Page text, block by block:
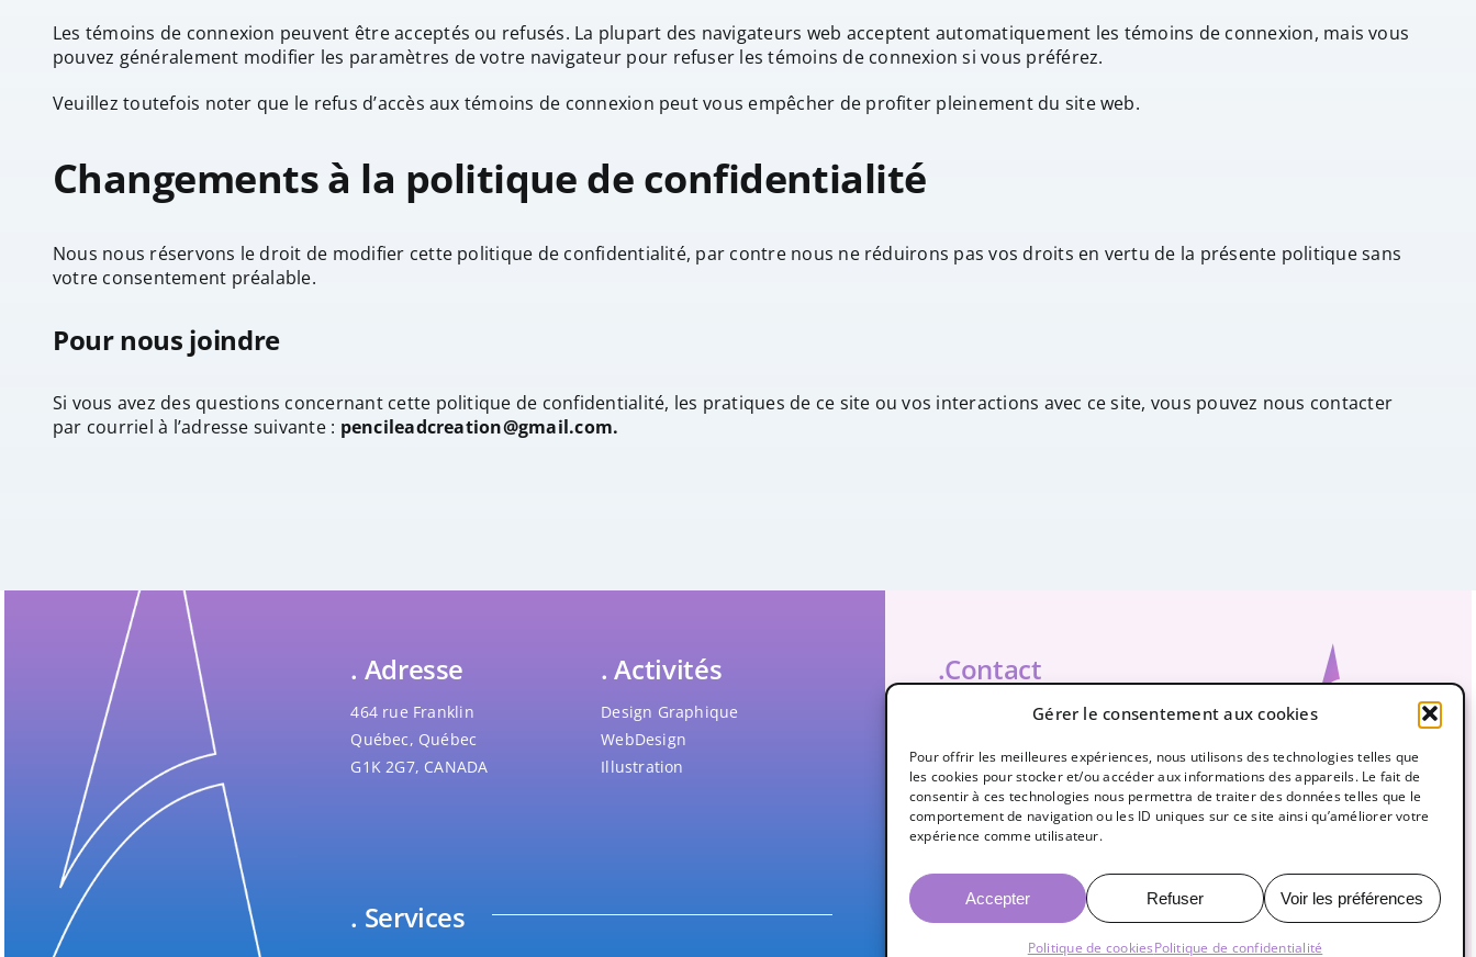
Gérer le consentement aux cookies
Pour offrir les meilleures expériences, nous utilisons des technologies telles que
les cookies pour stocker et/ou accéder aux informations des appareils. Le fait de
consentir à ces technologies nous permettra de traiter des données telles que le
comportement de navigation ou les ID uniques sur ce site ainsi qu’améliorer votre
expérience comme utilisateur.
Accepter Refuser Voir les préférences
Politique de cookiesPolitique de confidentialité
Les témoins de connexion peuvent être acceptés ou refusés. La plupart des navigateurs web acceptent automatiquement les témoins de connexion, mais vous
pouvez généralement modifier les paramètres de votre navigateur pour refuser les témoins de connexion si vous préférez.
Veuillez toutefois noter que le refus d’accès aux témoins de connexion peut vous empêcher de profiter pleinement du site web.
Changements à la politique de confidentialité
Nous nous réservons le droit de modifier cette politique de confidentialité, par contre nous ne réduirons pas vos droits en vertu de la présente politique sans
votre consentement préalable.
Pour nous joindre
Si vous avez des questions concernant cette politique de confidentialité, les pratiques de ce site ou vos interactions avec ce site, vous pouvez nous contacter
par courriel à l’adresse suivante : pencileadcreation@gmail.com.
. Adresse
464 rue Franklin
Québec, Québec
G1K 2G7, CANADA
. Activités
Design Graphique
WebDesign
Illustration
. Services
.Contact
pencileadcreation@gmail.com
NEQ – 2279502316